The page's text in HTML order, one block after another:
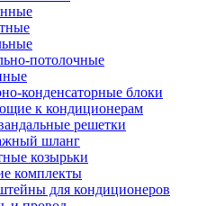
потолочные
конденсаторные блоки
к кондиционерам
решетки
шланг
козырьки
комплекты
для кондиционеров